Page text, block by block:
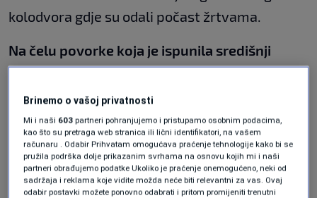
kolodvora gdje su odali počast žrtvama.
Na čelu povorke koja je ispunila središnji
gradski bulevar sudionici skupa nosili su crni
flor s imenima poginulih čija su imena
pročitana prije nego li je u 11:52, u vrijeme kad
je pala nadstrešnica, počela 16-minutna
šutnja.
Brinemo o vašoj privatnosti
Mi i naši 603 partneri pohranjujemo i pristupamo osobnim podacima,
kao što su pretraga web stranica ili lični identifikatori, na vašem
računaru . Odabir Prihvatam omogućava praćenje tehnologije kako bi se
pružila podrška dolje prikazanim svrhama na osnovu kojih mi i naši
partneri obrađujemo podatke Ukoliko je praćenje onemogućeno, neki od
sadržaja i reklama koje vidite možda neće biti relevantni za vas. Ovaj
odabir postavki možete ponovno odabrati i pritom promijeniti trenutni